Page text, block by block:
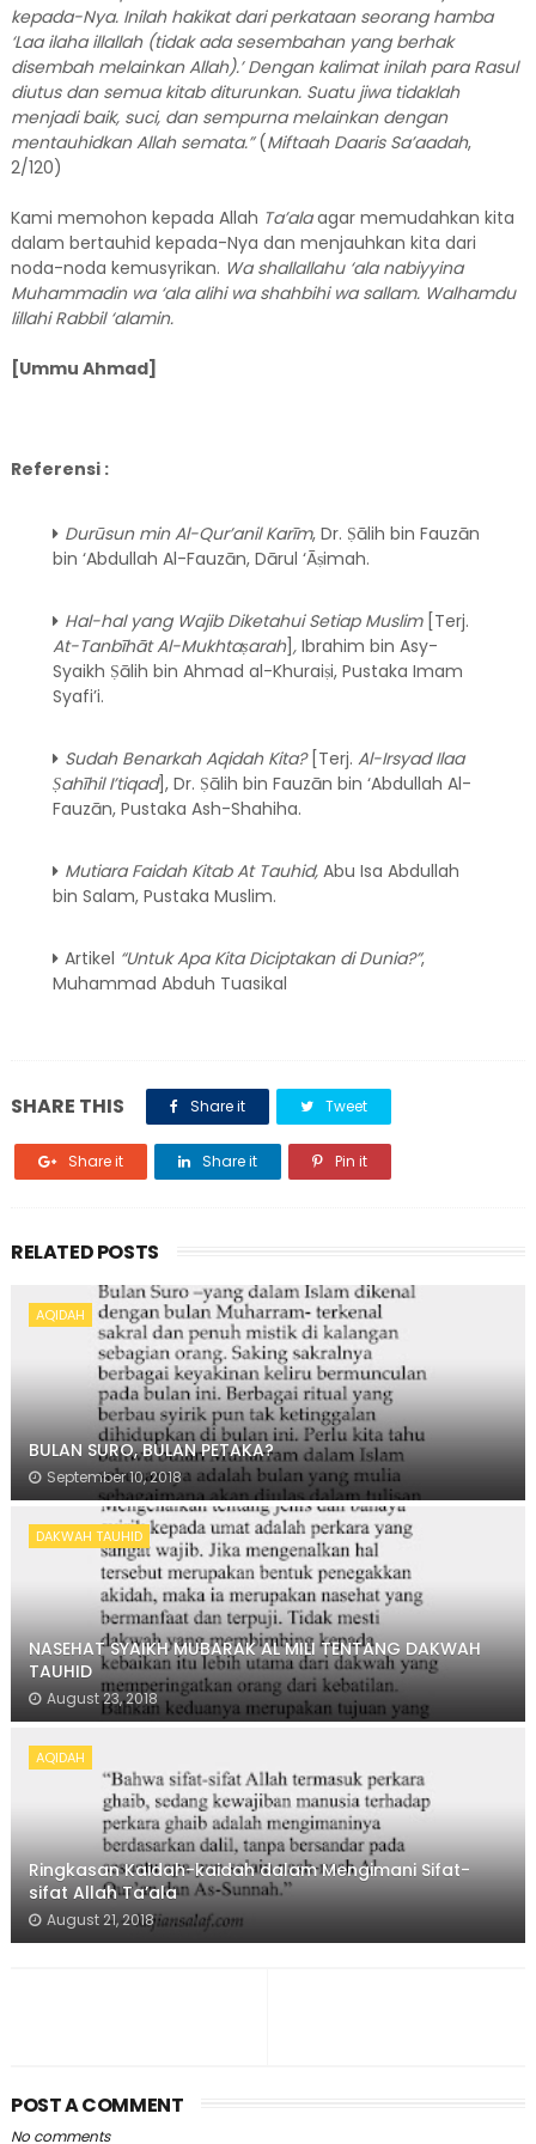
kepada-Nya. Inilah hakikat dari perkataan seorang hamba
‘Laa ilaha illallah (tidak ada sesembahan yang berhak
disembah melainkan Allah).’Dengan kalimat inilah para Rasul
diutus dan semua kitab diturunkan. Suatu jiwa tidaklah
menjadi baik, suci,dan sempurna melainkan dengan
mentauhidkan Allah semata.”(Miftaah Daaris Sa’aadah,
2/120)
Kami memohon kepada Allah Ta’alaagar memudahkan kita
dalam bertauhid kepada-Nya dan menjauhkan kita dari
noda-noda kemusyrikan. Wa shallallahu ‘ala nabiyyina
Muhammadin wa ‘ala alihi wa shahbihi wa sallam. Walhamdu
lillahi Rabbil ‘alamin.
[Ummu Ahmad]
Referensi :
Durūsun min Al-Qur’anil Karīm, Dr. Ṣālih bin Fauzān
bin ‘Abdullah Al-Fauzān, Dārul ‘Āṣimah.
Hal-hal yang Wajib Diketahui Setiap Muslim[Terj.
At-Tanbīhāt Al-Mukhtaṣarah] , Ibrahim bin Asy-
Syaikh Ṣālih bin Ahmad al-Khuraiṣi, Pustaka Imam
Syafi’i.
Sudah Benarkah Aqidah Kita?[Terj. Al-Irsyad Ilaa
Ṣahīhil I’tiqad], Dr. Ṣālih bin Fauzān bin ‘Abdullah Al-
Fauzān, Pustaka Ash-Shahiha.
Mutiara Faidah Kitab At Tauhid,Abu Isa Abdullah
bin Salam, Pustaka Muslim.
Artikel “Untuk Apa Kita Diciptakan di Dunia?”,
Muhammad Abduh Tuasikal
SHARE THIS Share it Tweet
Share it Share it Pin it
RELATED POSTS
AQIDAH
BULAN SURO, BULAN PETAKA?
September 10, 2018
DAKWAH TAUHID
NASEHAT SYAIKH MUBARAK AL MILI TENTANG DAKWAH
TAUHID
August 23, 2018
AQIDAH
Ringkasan Kaidah-kaidah dalam Mengimani Sifat-
sifat Allah Ta’ala
August 21, 2018
POST A COMMENT
No comments